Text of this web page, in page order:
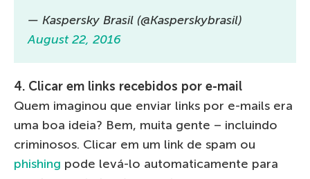
— Kaspersky Brasil (@Kasperskybrasil)
August 22, 2016
4. Clicar em links recebidos por e-mail
Quem imaginou que enviar links por e-mails era
uma boa ideia? Bem, muita gente – incluindo
criminosos. Clicar em um link de spam ou
phishing pode levá-lo automaticamente para